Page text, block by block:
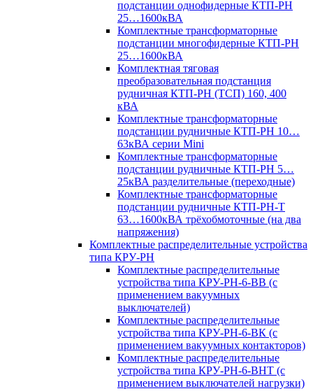
подстанции однофидерные КТП-РН
25…1600кВА
Комплектные трансформаторные
подстанции многофидерные КТП-РН
25…1600кВА
Комплектная тяговая
преобразовательная подстанция
рудничная КТП-РН (ТСП) 160, 400
кВА
Комплектные трансформаторные
подстанции рудничные КТП-РН 10…
63кВА серии Mini
Комплектные трансформаторные
подстанции рудничные КТП-РН 5…
25кВА разделительные (переходные)
Комплектные трансформаторные
подстанции рудничные КТП-РН-Т
63…1600кВА трёхобмоточные (на два
напряжения)
Комплектные распределительные устройства
типа КРУ-РН
Комплектные распределительные
устройства типа КРУ-РН-6-ВВ (с
применением вакуумных
выключателей)
Комплектные распределительные
устройства типа КРУ-РН-6-ВК (с
применением вакуумных контакторов)
Комплектные распределительные
устройства типа КРУ-РН-6-ВНТ (с
применением выключателей нагрузки)